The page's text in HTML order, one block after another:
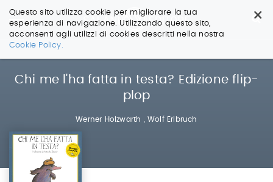
×
Questo sito utilizza cookie per migliorare la tua
esperienza di navigazione. Utilizzando questo sito,
acconsenti agli utilizzi di cookies descritti nella nostra
Cookie Policy.
Salta
Salta
Chi me l'ha fatta in testa? Edizione flip-
plop
Werner Holzwarth ,Wolf Erlbruch